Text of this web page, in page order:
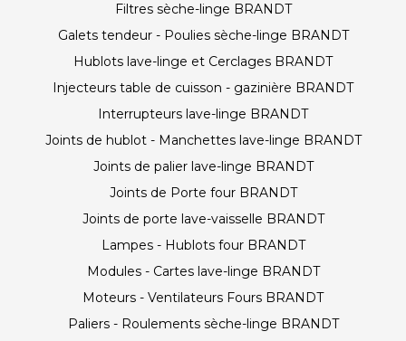
Filtres sèche-linge BRANDT
Galets tendeur - Poulies sèche-linge BRANDT
Hublots lave-linge et Cerclages BRANDT
Injecteurs table de cuisson - gazinière BRANDT
Interrupteurs lave-linge BRANDT
Joints de hublot - Manchettes lave-linge BRANDT
Joints de palier lave-linge BRANDT
Joints de Porte four BRANDT
Joints de porte lave-vaisselle BRANDT
Lampes - Hublots four BRANDT
Modules - Cartes lave-linge BRANDT
Moteurs - Ventilateurs Fours BRANDT
Paliers - Roulements sèche-linge BRANDT